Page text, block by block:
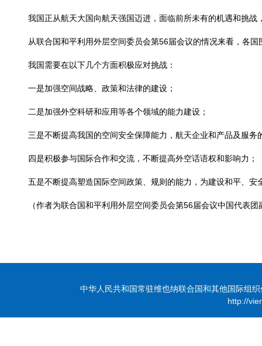
我国正从航天大国向航天强国迈进，面临前所未有的机遇和挑战
从联合国和平利用外层空间委员会第56届会议的情况来看，各国
我国需要在以下几个方面积极应对挑战：
一是加强空间战略、政策和法律的建设；
二是加强外空科研和应用等各个领域的能力建设；
三是不断提高我国的空间安全保障能力，航天企业和产品及服务
四是积极参与国际合作和交流，不断提高外空话语权和影响力；
五是不断提高塑造国际空间政策、规则的能力，为建设和平、安
（作者为联合国和平利用外层空间委员会第56届会议中国代表团
中华人民共和国常驻维也纳联合国和其他国际组
http://